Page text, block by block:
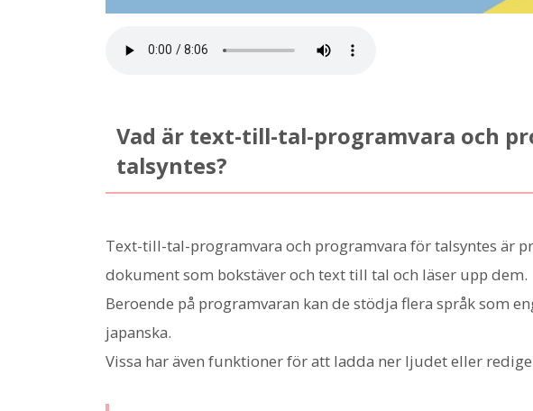
Vad är text-till-tal-programvara och
talsyntes?
Text-till-tal-programvara och programvara för talsyntes är
dokument som bokstäver och text till tal och läser upp dem.
Beroende på programvaran kan de stödja flera språk som
japanska.
Vissa har även funktioner för att ladda ner ljudet eller